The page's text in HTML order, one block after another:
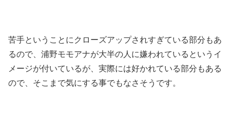
苦手ということにクローズアップされすぎている部分もあ
るので、浦野モモアナが大半の人に嫌われているというイ
メージが付いているが、実際には好かれている部分もある
ので、そこまで気にする事でもなさそうです。